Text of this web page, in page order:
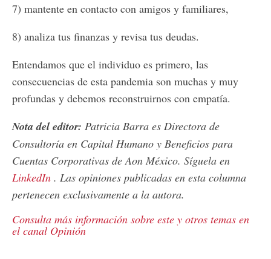
7) mantente en contacto con amigos y familiares,
8) analiza tus finanzas y revisa tus deudas.
Entendamos que el individuo es primero, las
consecuencias de esta pandemia son muchas y muy
profundas y debemos reconstruirnos con empatía.
Nota del editor: Patricia Barra es Directora de
Consultoría en Capital Humano y Beneficios para
Cuentas Corporativas de Aon México. Síguela en
LinkedIn . Las opiniones publicadas en esta columna
pertenecen exclusivamente a la autora.
Consulta más información sobre este y otros temas en
el canal Opinión